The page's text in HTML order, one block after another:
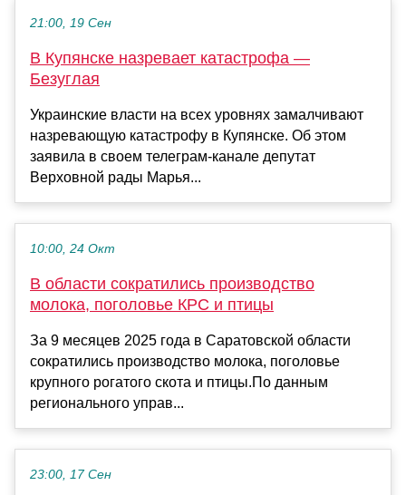
21:00, 19 Сен
В Купянске назревает катастрофа —
Безуглая
Украинские власти на всех уровнях замалчивают
назревающую катастрофу в Купянске. Об этом
заявила в своем телеграм-канале депутат
Верховной рады Марья...
10:00, 24 Окт
В области сократились производство
молока, поголовье КРС и птицы
За 9 месяцев 2025 года в Саратовской области
сократились производство молока, поголовье
крупного рогатого скота и птицы.По данным
регионального управ...
23:00, 17 Сен